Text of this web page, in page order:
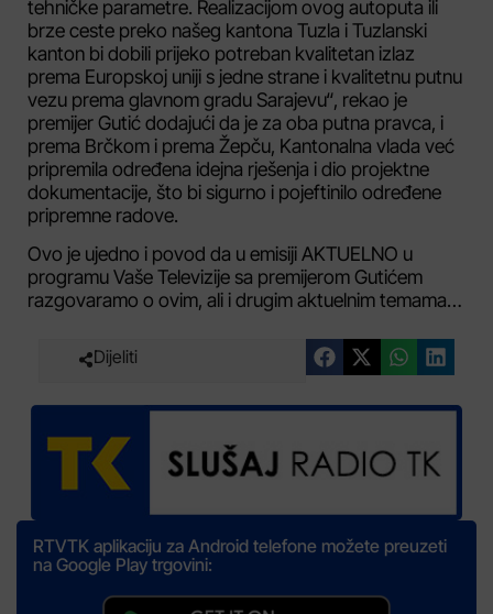
tehničke parametre. Realizacijom ovog autoputa ili
brze ceste preko našeg kantona Tuzla i Tuzlanski
kanton bi dobili prijeko potreban kvalitetan izlaz
prema Europskoj uniji s jedne strane i kvalitetnu putnu
vezu prema glavnom gradu Sarajevu“, rekao je
premijer Gutić dodajući da je za oba putna pravca, i
prema Brčkom i prema Žepču, Kantonalna vlada već
pripremila određena idejna rješenja i dio projektne
dokumentacije, što bi sigurno i pojeftinilo određene
pripremne radove.
Ovo je ujedno i povod da u emisiji AKTUELNO u
programu Vaše Televizije sa premijerom Gutićem
razgovaramo o ovim, ali i drugim aktuelnim temama…
Dijeliti
RTVTK aplikaciju za Android telefone možete preuzeti
na Google Play trgovini: